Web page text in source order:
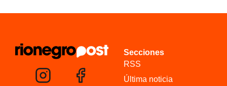
Secciones
RSS
Última noticia